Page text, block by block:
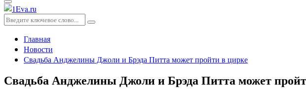
Основное
меню
Искать:
Поиск
Главная
Новости
Свадьба Анджелины Джоли и Брэда Питта может пройти в цирке
Свадьба Анджелины Джоли и Брэда Питта может